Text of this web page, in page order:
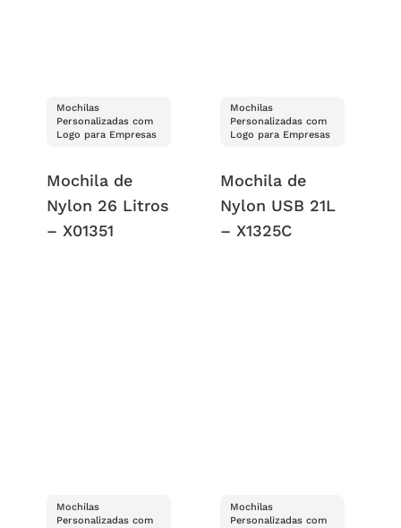
Mochilas
Personalizadas com
Logo para Empresas
Mochila de
Nylon 26 Litros
– X01351
Mochilas
Personalizadas com
Logo para Empresas
Mochila de
Nylon USB 21L
– X1325C
Mochilas
Personalizadas com
Mochilas
Personalizadas com